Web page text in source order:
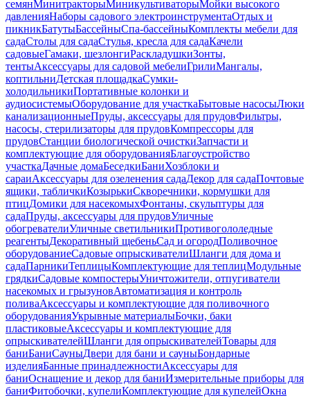
семянМинитракторыМиникультиваторыМойки высокого
давленияНаборы садового электроинструментаОтдых и
пикникБатутыБассейныСпа-бассейныКомплекты мебели для
садаСтолы для садаСтулья, кресла для садаКачели
садовыеГамаки, шезлонгиРаскладушкиЗонты,
тентыАксессуары для садовой мебелиГрилиМангалы,
коптильниДетская площадкаСумки-
холодильникиПортативные колонки и
аудиосистемыОборудование для участкаБытовые насосыЛюки
канализационныеПруды, аксессуары для прудовФильтры,
насосы, стерилизаторы для прудовКомпрессоры для
прудовСтанции биологической очисткиЗапчасти и
комплектующие для оборудованияБлагоустройство
участкаДачные домаБеседкиБаниХозблоки и
сараиАксессуары для озеленения садаДекор для садаПочтовые
ящики, табличкиКозырькиСкворечники, кормушки для
птицДомики для насекомыхФонтаны, скульптуры для
садаПруды, аксессуары для прудовУличные
обогревателиУличные светильникиПротивогололедные
реагентыДекоративный щебеньСад и огородПоливочное
оборудованиеСадовые опрыскивателиШланги для дома и
садаПарникиТеплицыКомплектующие для теплицМодульные
грядкиСадовые компостерыУничтожители, отпугиватели
насекомых и грызуновАвтоматизация и контроль
поливаАксессуары и комплектующие для поливочного
оборудованияУкрывные материалыБочки, баки
пластиковыеАксессуары и комплектующие для
опрыскивателейШланги для опрыскивателейТовары для
баниБаниСауныДвери для бани и сауныБондарные
изделияБанные принадлежностиАксессуары для
баниОснащение и декор для баниИзмерительные приборы для
баниФитобочки, купелиКомплектующие для купелейОкна